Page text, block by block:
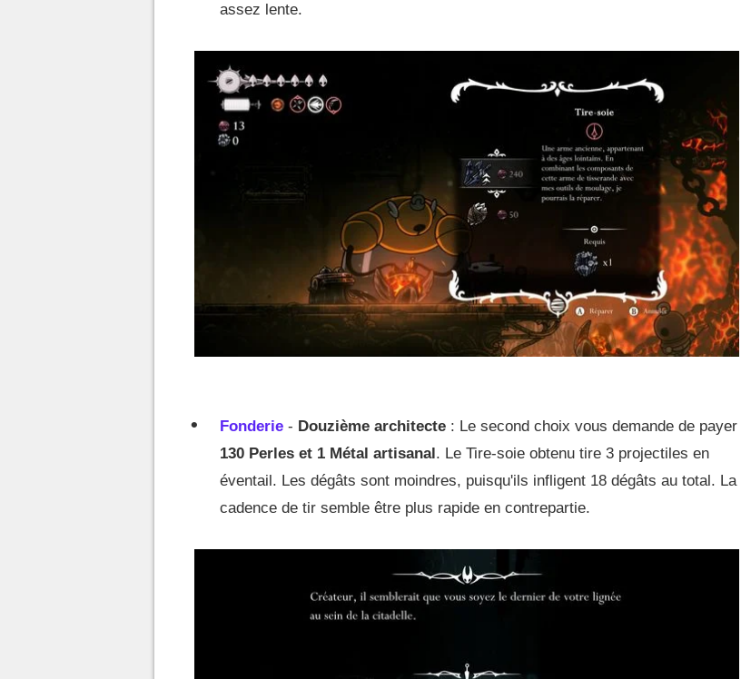
assez lente.
Fonderie - Douzième architecte : Le second choix vous demande de payer
130 Perles et 1 Métal artisanal. Le Tire-soie obtenu tire 3 projectiles en
éventail. Les dégâts sont moindres, puisqu'ils infligent 18 dégâts au total. La
cadence de tir semble être plus rapide en contrepartie.